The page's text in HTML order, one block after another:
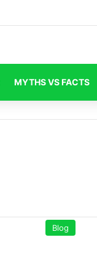
MYTHS VS FACTS
Blog